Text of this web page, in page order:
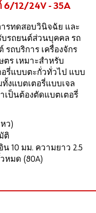
12/24V - 35A
ารทดสอบวินิจฉัย และ
บรถยนต์ส่วนบุคคล รถ
รถบริการ เครื่องจักร
ตร เหมาะสำหรับ
อรี่แบบตะกั่วทั่วไป แบบ
ทั้งแบตเตอรี่แบบเจล
เป็นต้องตัดแบตเตอรี่
ว)
ติ
10 มม. ความยาว 2.5
หมด (80A)